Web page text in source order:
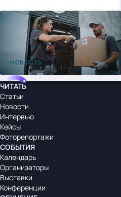
НОВОСТЬ
ЧИТАТЬ
Статьи
Новости
Интервью
Кейсы
Фоторепортажи
СОБЫТИЯ
Календарь
Организаторы
Выставки
Конференции